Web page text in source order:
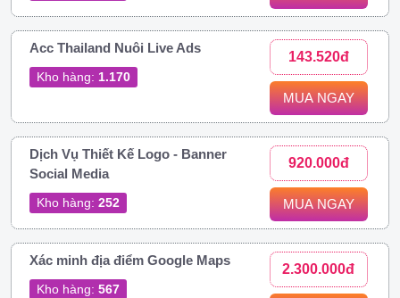
Acc Thailand Nuôi Live Ads
Kho hàng: 1.170
143.520đ
MUA NGAY
Dịch Vụ Thiết Kế Logo - Banner
Social Media
Kho hàng: 252
920.000đ
MUA NGAY
Xác minh địa điểm Google Maps
Kho hàng: 567
2.300.000đ